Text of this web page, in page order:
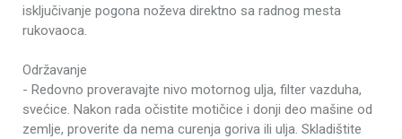
Dubina kultivacije
≥100 mm
Opseg kultivacije
Potrošnja goriva - kultivatori
Produžena garancija
3 godine
Broj rotora
6
isključivanje pogona noževa direktno sa radnog mesta
rukovaoca.
Održavanje
- Redovno proveravajte nivo motornog ulja, filter vazduha,
svećice. Nakon rada očistite motičice i donji deo mašine od
zemlje, proverite da nema curenja goriva ili ulja. Skladištite